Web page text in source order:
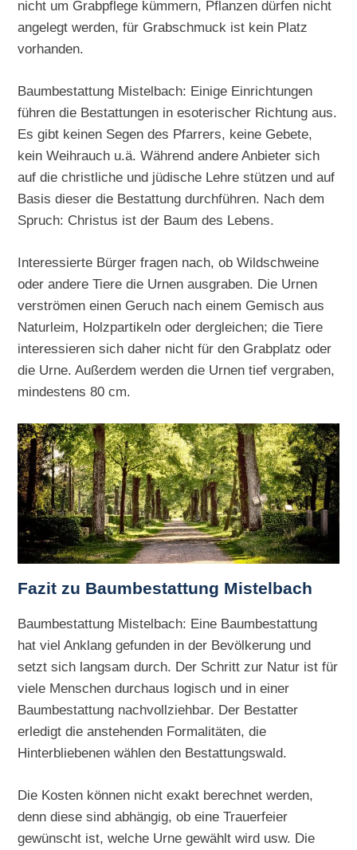
nicht um Grabpflege kümmern, Pflanzen dürfen nicht
angelegt werden, für Grabschmuck ist kein Platz
vorhanden.
Baumbestattung Mistelbach: Einige Einrichtungen
führen die Bestattungen in esoterischer Richtung aus.
Es gibt keinen Segen des Pfarrers, keine Gebete,
kein Weihrauch u.ä. Während andere Anbieter sich
auf die christliche und jüdische Lehre stützen und auf
Basis dieser die Bestattung durchführen. Nach dem
Spruch: Christus ist der Baum des Lebens.
Interessierte Bürger fragen nach, ob Wildschweine
oder andere Tiere die Urnen ausgraben. Die Urnen
verströmen einen Geruch nach einem Gemisch aus
Naturleim, Holzpartikeln oder dergleichen; die Tiere
interessieren sich daher nicht für den Grabplatz oder
die Urne. Außerdem werden die Urnen tief vergraben,
mindestens 80 cm.
Fazit zu Baumbestattung Mistelbach
Baumbestattung Mistelbach: Eine Baumbestattung
hat viel Anklang gefunden in der Bevölkerung und
setzt sich langsam durch. Der Schritt zur Natur ist für
viele Menschen durchaus logisch und in einer
Baumbestattung nachvollziehbar. Der Bestatter
erledigt die anstehenden Formalitäten, die
Hinterbliebenen wählen den Bestattungswald.
Die Kosten können nicht exakt berechnet werden,
denn diese sind abhängig, ob eine Trauerfeier
gewünscht ist, welche Urne gewählt wird usw. Die